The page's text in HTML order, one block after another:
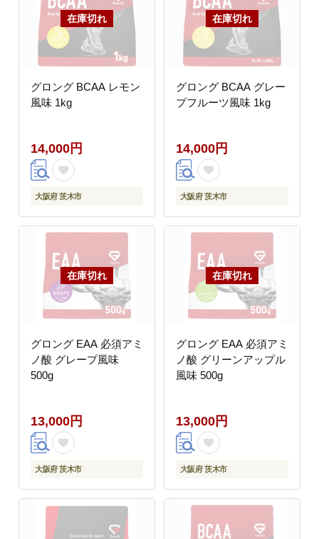
グロング BCAA レモン
風味 1kg
14,000円
大阪府 茨木市
グロング BCAA グレー
プフルーツ風味 1kg
14,000円
大阪府 茨木市
グロング EAA 必須アミ
ノ酸 グレープ風味
500g
13,000円
大阪府 茨木市
グロング EAA 必須アミ
ノ酸 グリーンアップル
風味 500g
13,000円
大阪府 茨木市